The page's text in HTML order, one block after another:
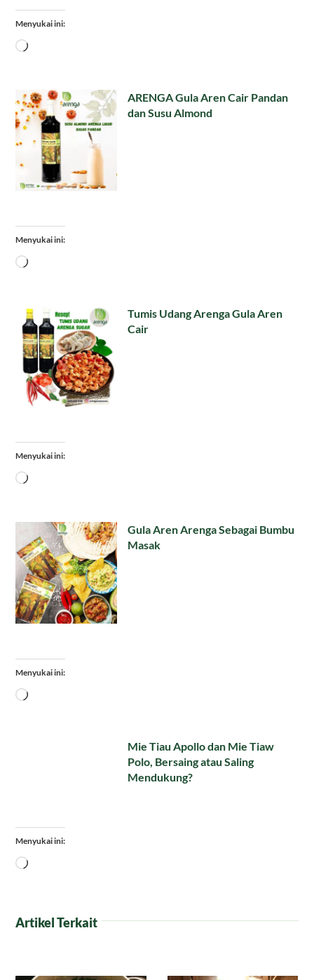
Menyukai ini:
Memuat...
ARENGA Gula Aren Cair Pandan
dan Susu Almond
Menyukai ini:
Memuat...
Tumis Udang Arenga Gula Aren
Cair
Menyukai ini:
Memuat...
Gula Aren Arenga Sebagai Bumbu
Masak
Menyukai ini:
Memuat...
Mie Tiau Apollo dan Mie Tiaw
Polo, Bersaing atau Saling
Mendukung?
Menyukai ini:
Memuat...
Artikel Terkait